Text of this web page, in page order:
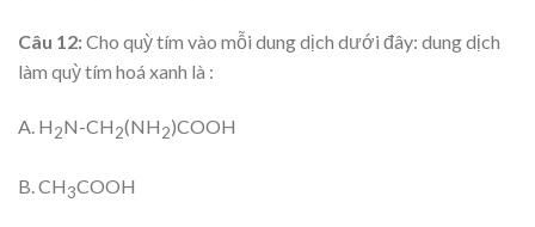
Câu 12:Cho quỳ tím vào mỗi dung dịch dưới đây: dung dịch
làm quỳ tím hoá xanh là :
A. H2N-CH2(NH2)COOH
B. CH3COOH